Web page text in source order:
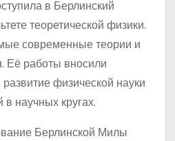
в Берлинский
теоретической физики.
современные теории и
Её работы вносили
физической науки
в научных кругах.
Берлинской Милы